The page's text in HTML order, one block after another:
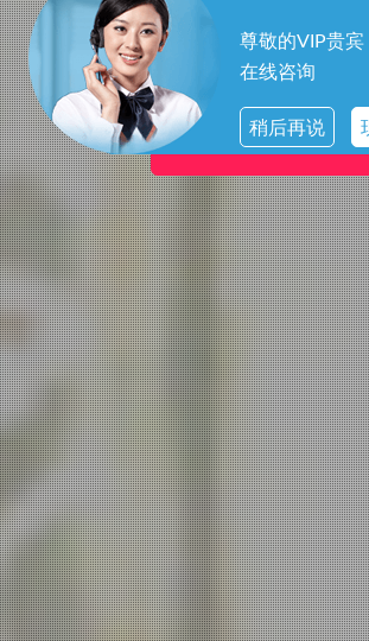
尊敬的VIP贵宾
在线咨询
稍后再说
济南男士桑拿
男士的优雅选择